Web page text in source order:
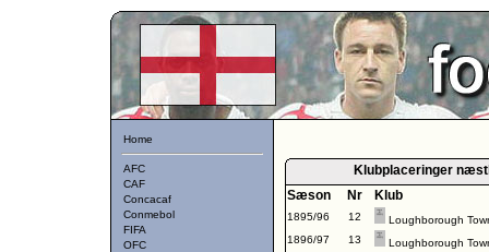
Home
AFC
CAF
Concacaf
Conmebol
FIFA
OFC
Klubplaceringer
Sæson
Nr Klub
1895/96 12
Loughborough
1896/97
13
Loughborough